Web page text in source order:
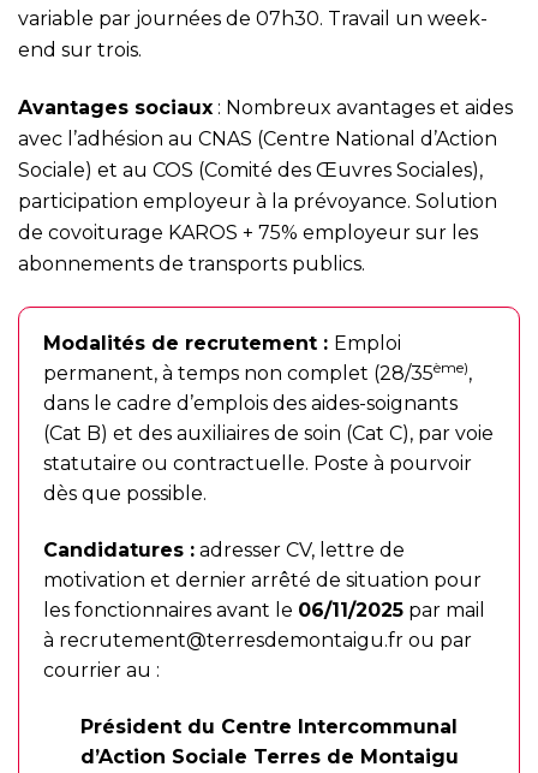
variable par journées de 07h30. Travail un week-
end sur trois.
Avantages sociaux : Nombreux avantages et aides
avec l’adhésion au CNAS (Centre National d’Action
Sociale) et au COS (Comité des Œuvres Sociales),
participation employeur à la prévoyance. Solution
de covoiturage KAROS + 75% employeur sur les
abonnements de transports publics.
Modalités de recrutement : Emploi
permanent, à temps non complet (28/35ème),
dans le cadre d’emplois des aides-soignants
(Cat B) et des auxiliaires de soin (Cat C), par voie
statutaire ou contractuelle. Poste à pourvoir
dès que possible.
Candidatures : adresser CV, lettre de
motivation et dernier arrêté de situation pour
les fonctionnaires avant le 06/11/2025 par mail
à recrutement@terresdemontaigu.fr ou par
courrier au :
Président du Centre Intercommunal
d’Action Sociale Terres de Montaigu